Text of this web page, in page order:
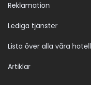
Reklamation
Lediga tjänster
Lista över alla våra hotell
Artiklar